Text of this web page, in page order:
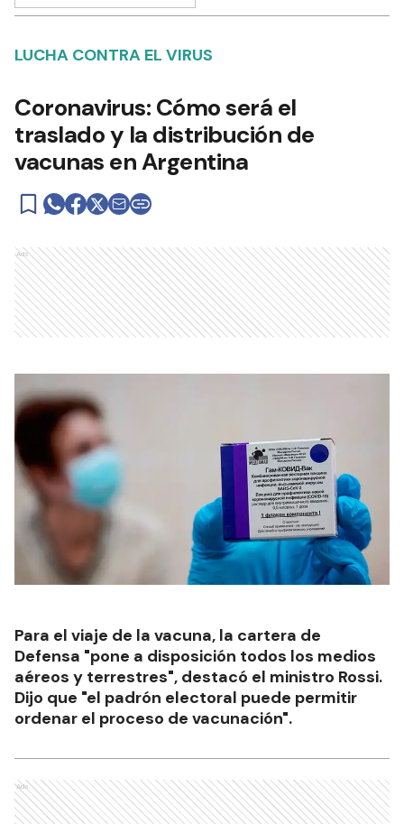
LUCHA CONTRA EL VIRUS
Coronavirus: Cómo será el
traslado y la distribución de
vacunas en Argentina
Ads
Para el viaje de la vacuna, la cartera de
Defensa "pone a disposición todos los medios
aéreos y terrestres", destacó el ministro Rossi.
Dijo que "el padrón electoral puede permitir
ordenar el proceso de vacunación".
Ads